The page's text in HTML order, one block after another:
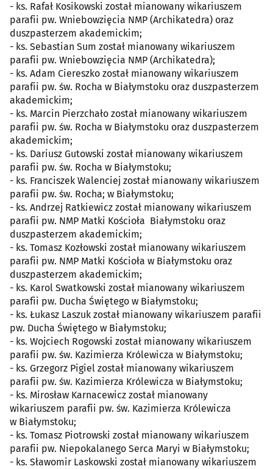
- ks. Rafał Kosikowski został mianowany wikariuszem
parafii pw. Wniebowzięcia NMP (Archikatedra) oraz
duszpasterzem akademickim;
- ks. Sebastian Sum został mianowany wikariuszem
parafii pw. Wniebowzięcia NMP (Archikatedra);
- ks. Adam Ciereszko został mianowany wikariuszem
parafii pw. św. Rocha w Białymstoku oraz duszpasterzem
akademickim;
- ks. Marcin Pierzchało został mianowany wikariuszem
parafii pw. św. Rocha w Białymstoku oraz duszpasterzem
akademickim;
- ks. Dariusz Gutowski został mianowany wikariuszem
parafii pw. św. Rocha w Białymstoku;
- ks. Franciszek Walenciej został mianowany wikariuszem
parafii pw. św. Rocha; w Białymstoku;
- ks. Andrzej Ratkiewicz został mianowany wikariuszem
parafii pw. NMP Matki Kościoła Białymstoku oraz
duszpasterzem akademickim;
- ks. Tomasz Kozłowski został mianowany wikariuszem
parafii pw. NMP Matki Kościoła w Białymstoku oraz
duszpasterzem akademickim;
- ks. Karol Swatkowski został mianowany wikariuszem
parafii pw. Ducha Świętego w Białymstoku;
- ks. Łukasz Laszuk został mianowany wikariuszem parafii
pw. Ducha Świętego w Białymstoku;
- ks. Wojciech Rogowski został mianowany wikariuszem
parafii pw. św. Kazimierza Królewicza w Białymstoku;
- ks. Grzegorz Pigiel został mianowany wikariuszem
parafii pw. św. Kazimierza Królewicza w Białymstoku;
- ks. Mirosław Karnacewicz został mianowany
wikariuszem parafii pw. św. Kazimierza Królewicza
w Białymstoku;
- ks. Tomasz Piotrowski został mianowany wikariuszem
parafii pw. Niepokalanego Serca Maryi w Białymstoku;
- ks. Sławomir Laskowski został mianowany wikariuszem